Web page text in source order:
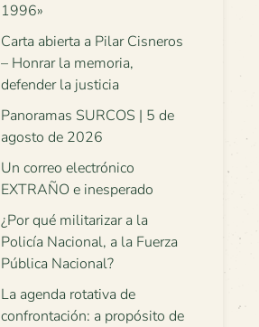
1996»
Carta abierta a Pilar Cisneros
– Honrar la memoria,
defender la justicia
Panoramas SURCOS | 5 de
agosto de 2026
Un correo electrónico
EXTRAÑO e inesperado
¿Por qué militarizar a la
Policía Nacional, a la Fuerza
Pública Nacional?
La agenda rotativa de
confrontación: a propósito de